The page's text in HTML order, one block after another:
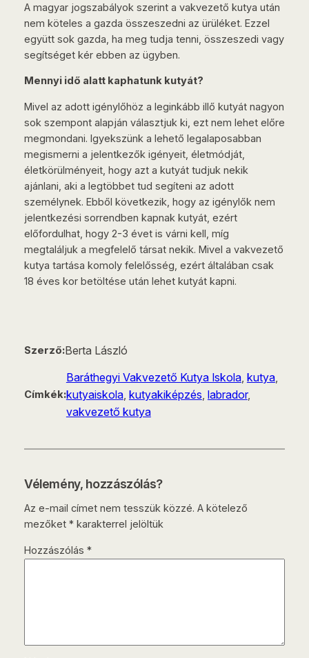
A magyar jogszabályok szerint a vakvezető kutya után
nem köteles a gazda összeszedni az ürüléket. Ezzel
együtt sok gazda, ha meg tudja tenni, összeszedi vagy
segítséget kér ebben az ügyben.
Mennyi idő alatt kaphatunk kutyát?
Mivel az adott igénylőhöz a leginkább illő kutyát nagyon
sok szempont alapján választjuk ki, ezt nem lehet előre
megmondani. Igyekszünk a lehető legalaposabban
megismerni a jelentkezők igényeit, életmódját,
életkörülményeit, hogy azt a kutyát tudjuk nekik
ajánlani, aki a legtöbbet tud segíteni az adott
személynek. Ebből következik, hogy az igénylők nem
jelentkezési sorrendben kapnak kutyát, ezért
előfordulhat, hogy 2-3 évet is várni kell, míg
megtaláljuk a megfelelő társat nekik. Mivel a vakvezető
kutya tartása komoly felelősség, ezért általában csak
18 éves kor betöltése után lehet kutyát kapni.
Szerző:Berta László
Címkék:
Baráthegyi Vakvezető Kutya Iskola, kutya
kutyaiskola, kutyakiképzés labrador
vakvezető kutya
Vélemény, hozzászólás?
Az e-mail címet nem tesszük közzé. A kötelező
mezőket *karakterrel jelöltük
Hozzászólás *